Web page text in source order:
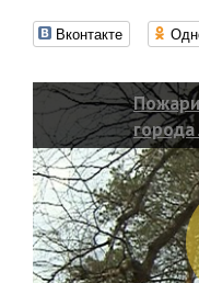
Вконтакте